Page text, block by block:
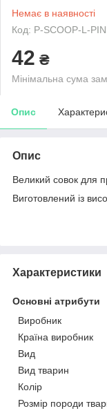
Немає в наявності
Код: P-SCOOP-L-
42 ₴
Мінімальна сума
Опис
Опис
Великий совок для
Виготовлений із
Характеристики
Основні атрибути
Виробник
Країна виробник
Вид
Вид тварин
Колір
Розмір породи